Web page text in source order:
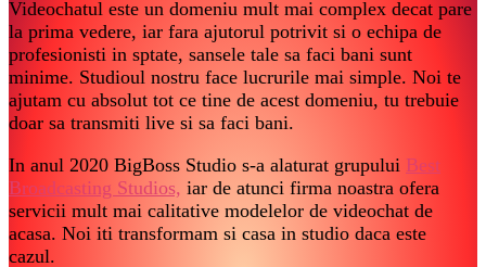
Videochatul este un domeniu mult mai complex decat pare
la prima vedere, iar fara ajutorul potrivit si o echipa de
profesionisti in sptate, sansele tale sa faci bani sunt
minime. Studioul nostru face lucrurile mai simple. Noi te
ajutam cu absolut tot ce tine de acest domeniu, tu trebuie
doar sa transmiti live si sa faci bani.
In anul 2020 BigBoss Studio s-a alaturat grupului Best
Broadcasting Studios, iar de atunci firma noastra ofera
servicii mult mai calitative modelelor de videochat de
acasa. Noi iti transformam si casa in studio daca este
cazul.